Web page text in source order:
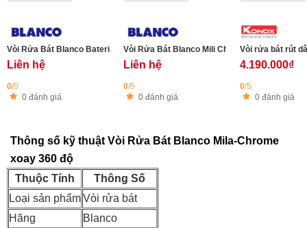
Vòi Rửa Bát Blanco Bateria MILA-S chrome Nổi Bật Kiểu Dáng Cổ Điển Và
Liên hệ
0/5
0 đánh giá
Vòi Rửa Bát Blanco Mili Chorme Kiểu Dáng
Liên hệ
0/5
0 đánh giá
Vòi rửa bát rút
4.190.000₫
0/5
0 đánh giá
Thông số kỹ thuật Vòi Rửa Bát Blanco Mila-Chrome
xoay 360 độ
Thuộc Tính
Thông Số
Loại sản phẩmVòi rửa bát
Hãng
Blanco